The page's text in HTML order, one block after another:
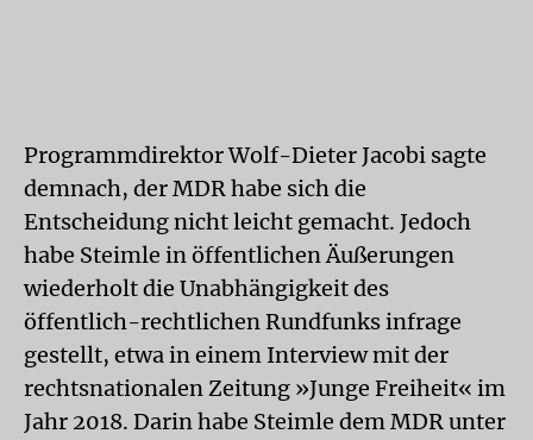
Programmdirektor Wolf-Dieter Jacobi sagte
demnach, der MDR habe sich die
Entscheidung nicht leicht gemacht. Jedoch
habe Steimle in öffentlichen Äußerungen
wiederholt die Unabhängigkeit des
öffentlich-rechtlichen Rundfunks infrage
gestellt, etwa in einem Interview mit der
rechtsnationalen Zeitung »Junge Freiheit« im
Jahr 2018. Darin habe Steimle dem MDR unter